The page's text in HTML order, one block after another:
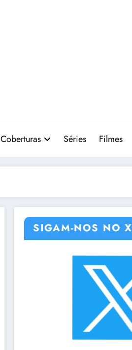
Coberturas Séries Filmes
SIGAM-NOS NO X